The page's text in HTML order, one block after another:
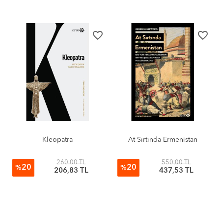
favorite_border
Kleopatra
%20
260,00 TL
206,83 TL
favorite_border
At Sırtında Ermenistan
%20
550,00 TL
437,53 TL